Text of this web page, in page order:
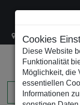
Cookies
Diese Website
Funktionalität
Möglichkeit, die
essentiellen
Informationen
Lacknergasse 78